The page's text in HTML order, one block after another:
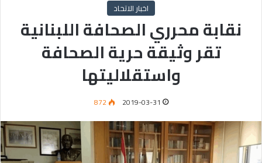
اخبار الاتحاد
نقابة محرري الصحافة اللبنانية
تقر وثيقة حرية الصحافة
واستقلاليتها
2019-03-31
872